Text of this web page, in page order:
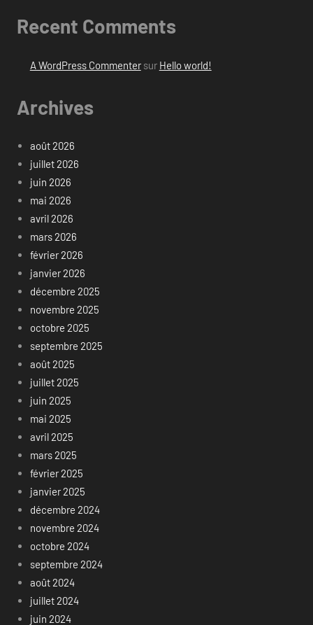
Recent Comments
A WordPress Commentersur Hello world!
Archives
août 2026
juillet 2026
juin 2026
mai 2026
avril 2026
mars 2026
février 2026
janvier 2026
décembre 2025
novembre 2025
octobre 2025
septembre 2025
août 2025
juillet 2025
juin 2025
mai 2025
avril 2025
mars 2025
février 2025
janvier 2025
décembre 2024
novembre 2024
octobre 2024
septembre 2024
août 2024
juillet 2024
juin 2024